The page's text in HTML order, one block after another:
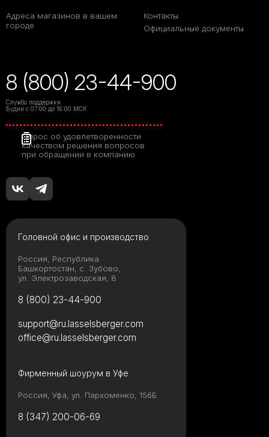
Адреса магазинов в вашем
городе
Контакты
Официальные документы
8 (800) 23-44-900
Служба поддержки
Будни с 07:00 до 16:00 МСК
Опрос об удовлетворенности
качеством решения вопросов
при обращении в компанию
Головной офис и производство
Россия, Республика
Башкортостан, с. Зубово,
ул. Электрозаводская, 8
8 (800) 23-44-900
Фирменный шоурум в Уфе
Россия, Уфа, ул. Пархоменко, 156Б
8 (347) 200-06-69
support@ru.lasselsberger.com
office@ru.lasselsberger.com